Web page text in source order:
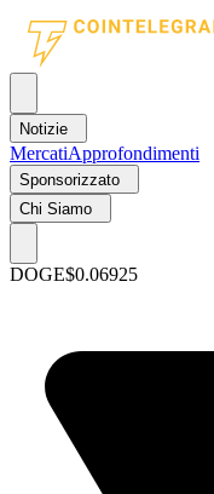
Notizie
MercatiApprofondimenti
Sponsorizzato
Chi Siamo
DOGE$0.06925